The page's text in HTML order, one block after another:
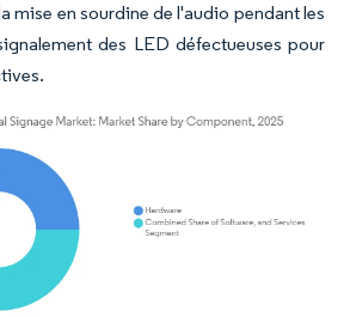
mise en sourdine de l'audio pendant les
des LED défectueuses pour